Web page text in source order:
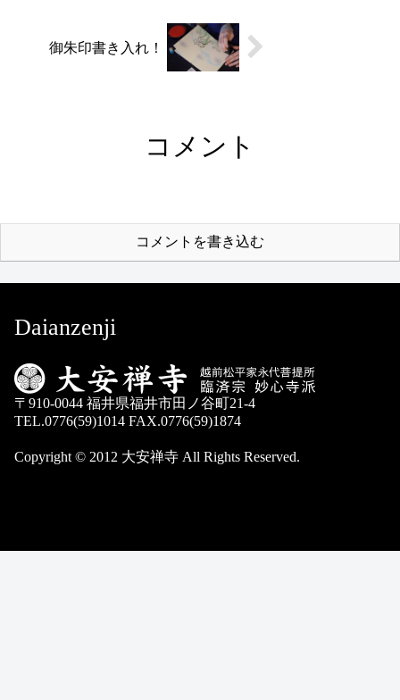
御朱印書き入れ！
コメント
コメントを書き込む
Daianzenji
〒910-0044 福井県福井市田ノ谷町21-4
TEL.0776(59)1014 FAX.0776(59)1874
Copyright © 2012 大安禅寺 All Rights Reserved.